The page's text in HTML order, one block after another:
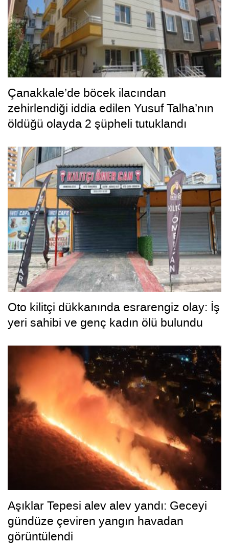
Çanakkale’de böcek ilacından
zehirlendiği iddia edilen Yusuf Talha’nın
öldüğü olayda 2 şüpheli tutuklandı
Oto kilitçi dükkanında esrarengiz olay: İş
yeri sahibi ve genç kadın ölü bulundu
Aşıklar Tepesi alev alev yandı: Geceyi
gündüze çeviren yangın havadan
görüntülendi